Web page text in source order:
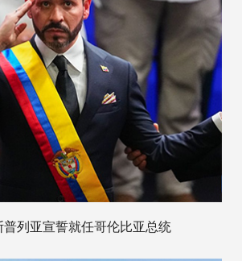
普列亚宣誓就任哥伦比亚总统